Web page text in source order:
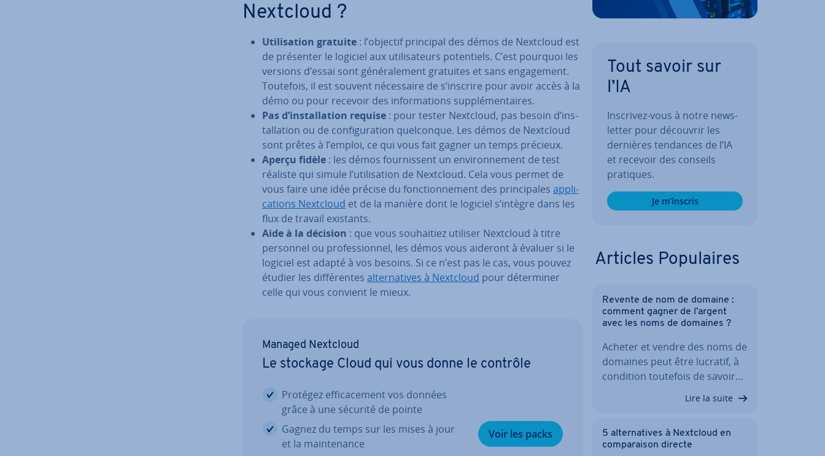
Nextcloud ?
Uti­li­sa­tion gratuite : l’objectif principal des démos de Nextcloud est
de présenter le logiciel aux uti­li­sa­teurs po­ten­tiels. C’est pourquoi les
versions d’essai sont gé­né­ra­le­ment gratuites et sans en­ga­ge­ment.
Toutefois, il est souvent né­ces­saire de s’inscrire pour avoir accès à la
démo ou pour recevoir des in­for­ma­tions sup­plé­men­taires.
Pas d’ins­tal­la­tion requise : pour tester Nextcloud, pas besoin d’ins­
tal­la­tion ou de con­fi­gu­ra­tion quel­conque. Les démos de Nextcloud
sont prêtes à l’emploi, ce qui vous fait gagner un temps précieux.
Aperçu fidèle : les démos four­nis­sent un en­vi­ron­ne­ment de test
réaliste qui simule l’uti­li­sa­tion de Nextcloud. Cela vous permet de
vous faire une idée précise du fonc­tion­ne­ment des prin­ci­pales ap­pli­
ca­tions Nextcloud et de la manière dont le logiciel s’intègre dans les
flux de travail existants.
Aide à la décision : que vous sou­hai­tiez utiliser Nextcloud à titre
personnel ou pro­fes­sion­nel, les démos vous aideront à évaluer si le
logiciel est adapté à vos besoins. Si ce n’est pas le cas, vous pouvez
étudier les dif­fé­rentes al­ter­na­tives à Nextcloud pour dé­ter­mi­ner
celle qui vous convient le mieux.
Managed Nextcloud
Le stockage Cloud qui vous donne le contrôle
Protégez ef­fi­ca­ce­ment vos données
grâce à une sécurité de pointe
Gagnez du temps sur les mises à jour
et la main­te­nance
Voir les packs
Tout savoir sur
l’IA
Inscrivez-vous à notre news­
let­ter pour découvrir les
dernières tendances de l’IA
et recevoir des conseils
pratiques.
Je m’inscris
Articles Po­pu­laires
Revente de nom de domaine :
comment gagner de l’argent
avec les noms de domaines ?
Acheter et vendre des noms de
domaines peut être lucratif, à
condition toutefois de savoir…
Lire la suite
5 al­ter­na­tives à Nextcloud en
com­pa­rai­son directe